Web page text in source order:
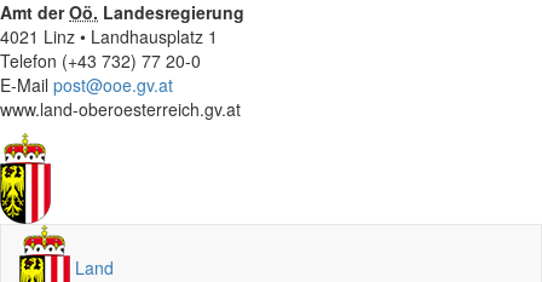
Amt derOö. Landesregierung
4021 Linz • Landhausplatz 1
Telefon (+43 732) 77 20-0
E-Mail post@ooe.gv.at
www.land-oberoesterreich.gv.at
Land